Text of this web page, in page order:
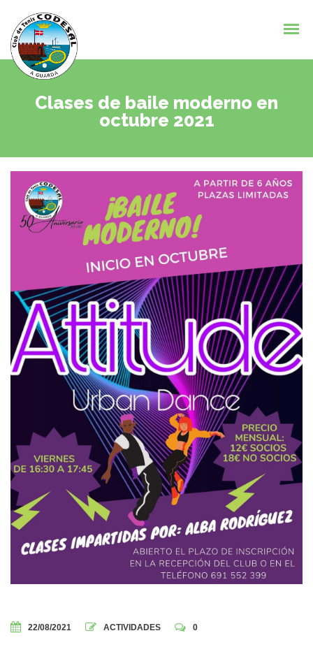
Clases de baile moderno en
octubre 2021
22/08/2021 ACTIVIDADES 0